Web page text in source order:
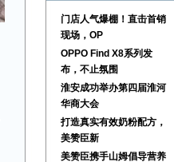
门店人气爆棚！直击首销
现场，OP
OPPO Find X8系列发
布，不止氛围
淮安成功举办第四届淮河
华商大会
打造真实有效奶粉配方，
美赞臣新
美赞臣携手山姆倡导营养